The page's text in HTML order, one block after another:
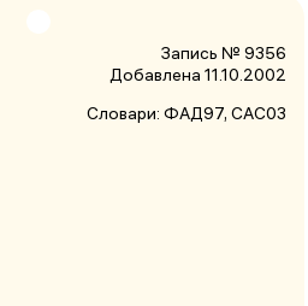
Запись № 9356
Добавлена 11.10.2002
Словари: ФАД97, САС03